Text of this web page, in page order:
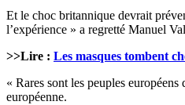
Et le choc britannique devrait
l’expérience » a regretté Manuel
>>Lire : Les masques tombent
« Rares sont les peuples
européenne.